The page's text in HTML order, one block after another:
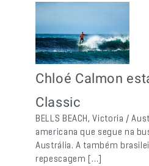
Chloé Calmon
Classic
BELLS BEACH, Victoria /
americana que segue na
Austrália. A também
repescagem […]